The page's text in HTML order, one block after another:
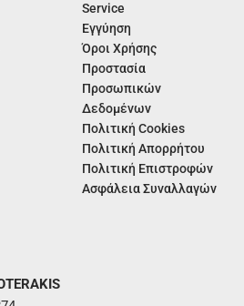
Service
Εγγύηση
Όροι Χρήσης
Προστασία
Προσωπικών
Δεδομένων
Πολιτική Cookies
Πολιτική Απορρήτου
Πολιτική Επιστροφών
Ασφάλεια Συναλλαγών